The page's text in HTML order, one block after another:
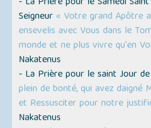
Seigneur « Votre grand Apôtre
ensevelis avec Vous dans le
monde et ne plus vivre qu'en
Nakatenus
- La Prière pour le saint Jour
plein de bonté, qui avez daigné
et Ressusciter pour notre
Nakatenus